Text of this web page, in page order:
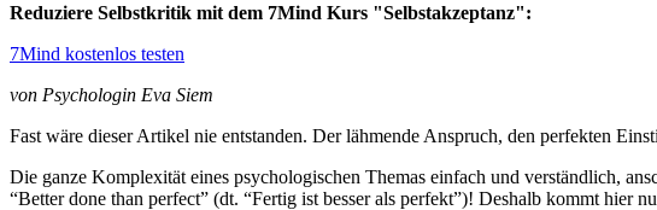
Reduziere Selbstkritik mit dem 7Mind Kurs "Selbstakzeptanz":
7Mind kostenlos testen
von Psychologin Eva Siem
Fast wäre dieser Artikel nie entstanden. Der lähmende Anspruch, den perfekten
Die ganze Komplexität eines psychologischen Themas einfach und verständlich,
“Better done than perfect” (dt. “Fertig ist besser als perfekt”)! Deshalb kommt